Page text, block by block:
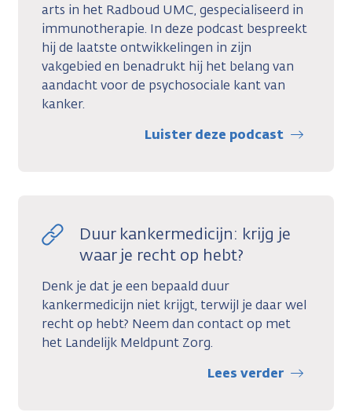
arts in het Radboud UMC, gespecialiseerd in
immunotherapie. In deze podcast bespreekt
hij de laatste ontwikkelingen in zijn
vakgebied en benadrukt hij het belang van
aandacht voor de psychosociale kant van
kanker.
Luister deze podcast
Duur kankermedicijn: krijg je
waar je recht op hebt?
Denk je dat je een bepaald duur
kankermedicijn niet krijgt, terwijl je daar wel
recht op hebt? Neem dan contact op met
het Landelijk Meldpunt Zorg.
Lees verder